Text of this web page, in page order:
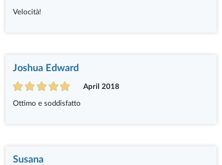
Velocità!
Joshua Edward
April 2018
Ottimo e soddisfatto
Susana